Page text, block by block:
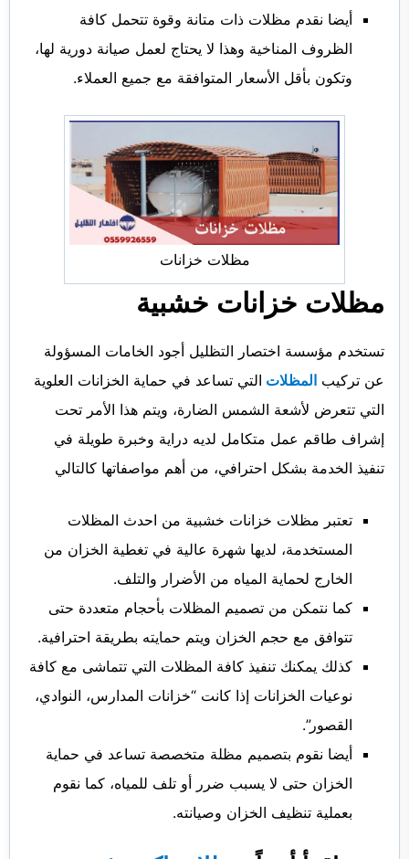
أيضا نقدم مظلات ذات متانة وقوة تتحمل كافة
الظروف المناخية وهذا لا يحتاج لعمل صيانة دورية لها،
وتكون بأقل الأسعار المتوافقة مع جميع العملاء.
مظلات خزانات
مظلات خزانات خشبية
تستخدم مؤسسة اختصار التظليل أجود الخامات المسؤولة
عن تركيب المظلات التي تساعد في حماية الخزانات العلوية
التي تتعرض لأشعة الشمس الضارة، ويتم هذا الأمر تحت
إشراف طاقم عمل متكامل لديه دراية وخبرة طويلة في
تنفيذ الخدمة بشكل احترافي، من أهم مواصفاتها كالتالي
تعتبر مظلات خزانات خشبية من احدث المظلات
المستخدمة، لديها شهرة عالية في تغطية الخزان من
الخارج لحماية المياه من الأضرار والتلف.
كما نتمكن من تصميم المظلات بأحجام متعددة حتى
تتوافق مع حجم الخزان ويتم حمايته بطريقة احترافية.
كذلك يمكنك تنفيذ كافة المظلات التي تتماشى مع كافة
نوعيات الخزانات إذا كانت “خزانات المدارس، النوادي،
القصور”.
أيضا نقوم بتصميم مظلة متخصصة تساعد في حماية
الخزان حتى لا يسبب ضرر أو تلف للمياه، كما نقوم
بعملية تنظيف الخزان وصيانته.